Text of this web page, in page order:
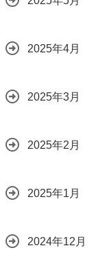
2025年4月
2025年3月
2025年2月
2025年1月
2024年12月